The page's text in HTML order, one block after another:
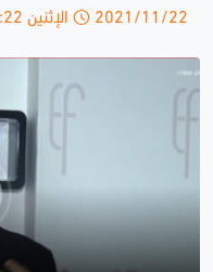
2021/11/22 الإثنين 10:22 ص